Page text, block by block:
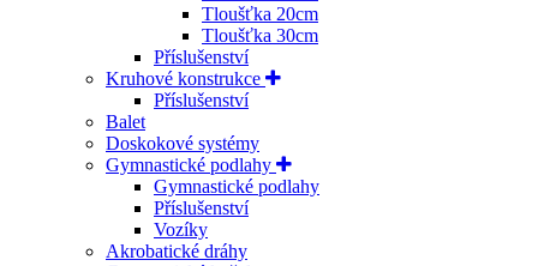
Tloušťka 20cm
Tloušťka 30cm
Příslušenství
Kruhové konstrukce
Příslušenství
Balet
Doskokové systémy
Gymnastické podlahy
Gymnastické podlahy
Příslušenství
Vozíky
Akrobatické dráhy